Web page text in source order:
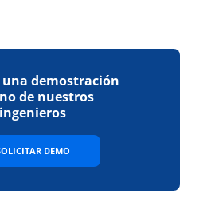
demostración
de nuestros
ingenieros
DEMO